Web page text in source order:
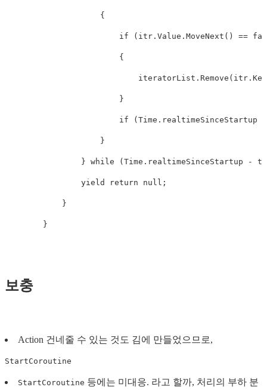
{
if ( itr . Value . MoveNext () ==
{
iteratorList . Remove ( itr . Key
}
if ( Time . realtimeSinceStartup
}
} while ( Time . realtimeSinceStartup - ts
yield return null ;
}
}
보충
Action 건네줄 수 있는 것도 김에 만들었으므로,
StartCoroutine
StartCoroutine 등에는 미대응. 라고 할까, 처리의 부하 분